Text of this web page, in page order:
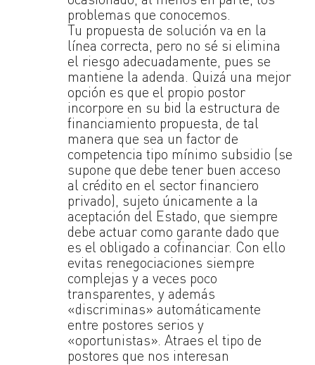
problemas que conocemos.
Tu propuesta de solución va en la
línea correcta, pero no sé si elimina
el riesgo adecuadamente, pues se
mantiene la adenda. Quizá una mejor
opción es que el propio postor
incorpore en su bid la estructura de
financiamiento propuesta, de tal
manera que sea un factor de
competencia tipo mínimo subsidio (se
supone que debe tener buen acceso
al crédito en el sector financiero
privado), sujeto únicamente a la
aceptación del Estado, que siempre
debe actuar como garante dado que
es el obligado a cofinanciar. Con ello
evitas renegociaciones siempre
complejas y a veces poco
transparentes, y además
«discriminas» automáticamente
entre postores serios y
«oportunistas». Atraes el tipo de
postores que nos interesan